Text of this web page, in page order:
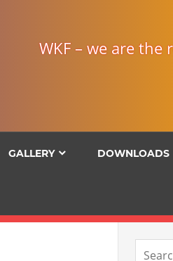
WKF – we are the
GALLERY DOWNLOADS